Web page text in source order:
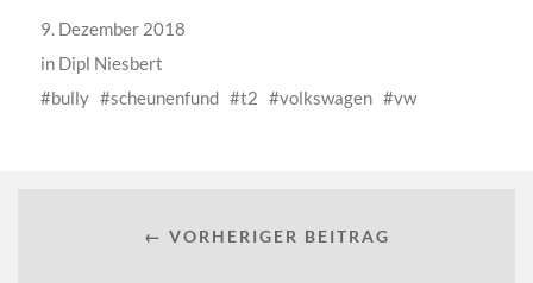
9. Dezember 2018
in Dipl Niesbert
bully
scheunenfund t2 volkswagen vw
← VORHERIGER BEITRAG